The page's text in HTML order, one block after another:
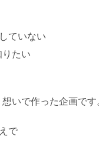
ていない
たい
いで作った企画です。
で